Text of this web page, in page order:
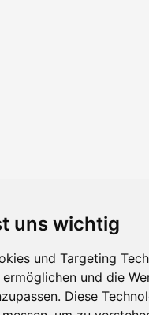
uns wichtig
und Targeting
und die
Diese